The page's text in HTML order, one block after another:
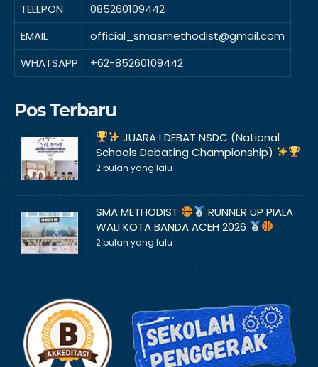
TELEPON
085260109442
EMAIL
official_smasmethodist@gmail.com
WHATSAPP
+62-85260109442
Pos Terbaru
JUARA I DEBAT NSDC (National
Schools Debating Championship)
2 bulan yang lalu
SMA METHODIST
RUNNER UP PIALA
WALI KOTA BANDA ACEH 2026
2 bulan yang lalu